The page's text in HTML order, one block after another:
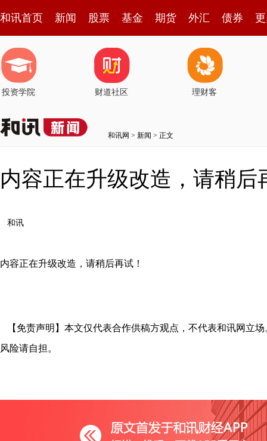
和讯首页 新闻 股票 基金 期货 外汇 债券
投资学院 财道社区 理财客
和讯网 > 新闻 > 正文
内容正在升级改造，请稍后
和讯
内容正在升级改造，请稍后再试！
【免责声明】本文仅代表合作供稿方观点，不代表和讯网立
风险请自担。